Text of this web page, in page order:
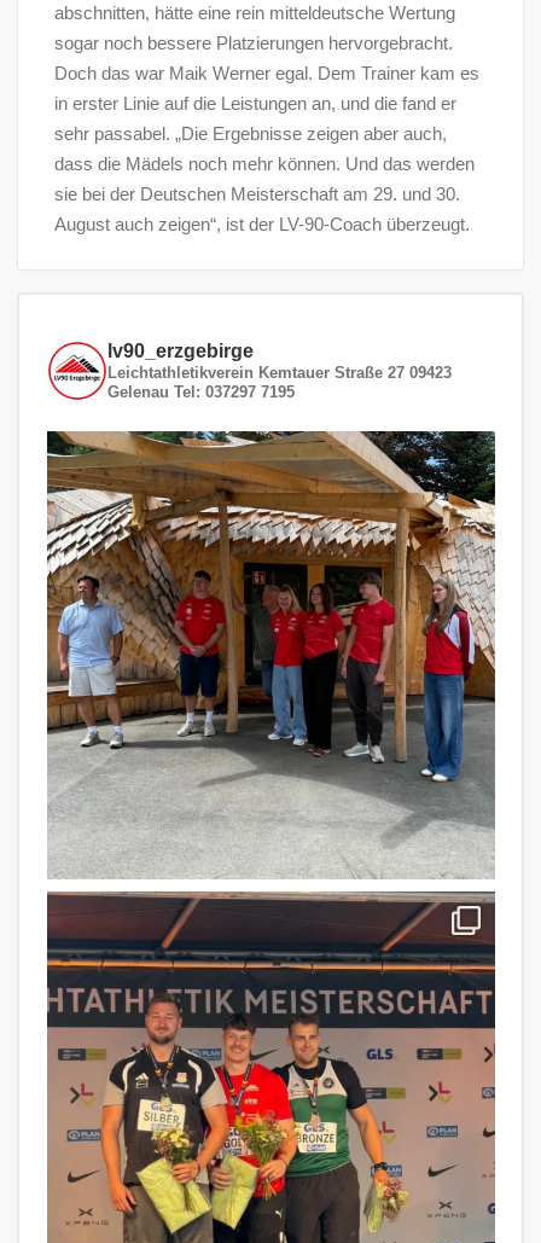
abschnitten, hätte eine rein mitteldeutsche Wertung
sogar noch bessere Platzierungen hervorgebracht.
Doch das war Maik Werner egal. Dem Trainer kam es
in erster Linie auf die Leistungen an, und die fand er
sehr passabel. „Die Ergebnisse zeigen aber auch,
dass die Mädels noch mehr können. Und das werden
sie bei der Deutschen Meisterschaft am 29. und 30.
August auch zeigen“, ist der LV-90-Coach überzeugt.
lv90_erzgebirge
Leichtathletikverein Kemtauer Straße 27 09423
Gelenau Tel: 037297 7195